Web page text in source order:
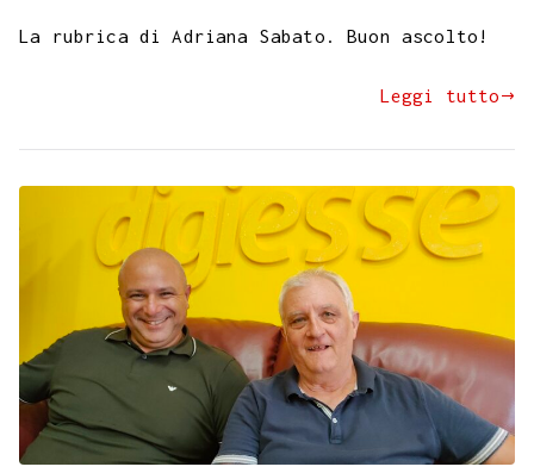
La rubrica di Adriana Sabato. Buon ascolto!
Leggi tutto